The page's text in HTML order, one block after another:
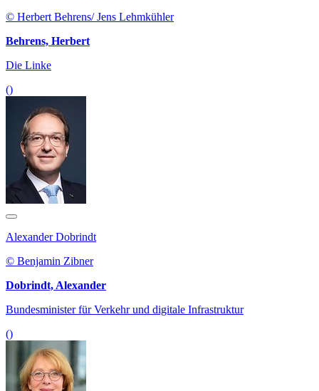
© Herbert Behrens/ Jens Lehmkühler
Behrens, Herbert
Die Linke
()
Alexander Dobrindt
© Benjamin Zibner
Dobrindt, Alexander
Bundesminister für Verkehr und digitale Infrastruktur
()